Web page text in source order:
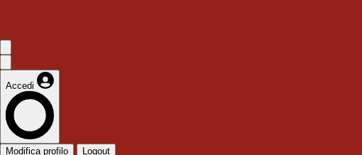
Accedi
Modifica profilo Logout